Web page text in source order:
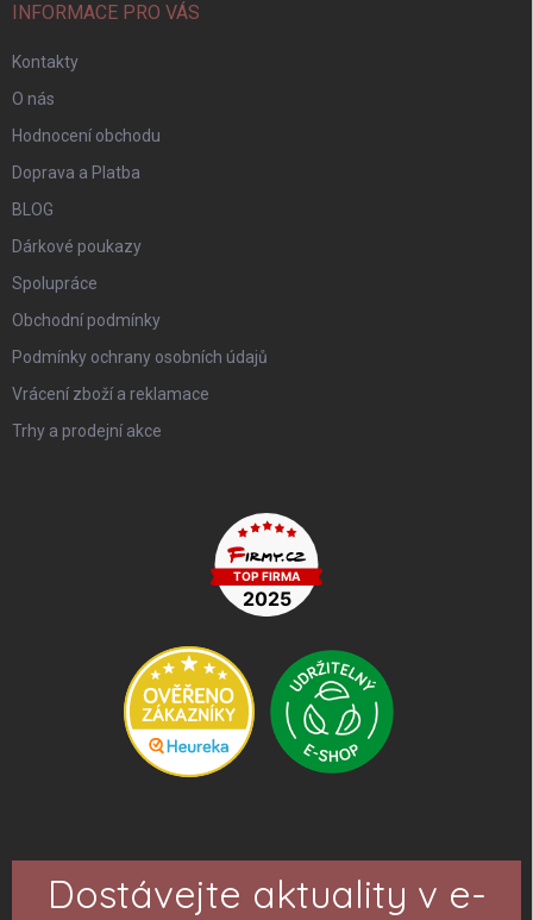
INFORMACE PRO VÁS
Kontakty
O nás
Hodnocení obchodu
Doprava a Platba
BLOG
Dárkové poukazy
Spolupráce
Obchodní podmínky
Podmínky ochrany osobních údajů
Vrácení zboží a reklamace
Trhy a prodejní akce
Dostávejte aktuality v e-